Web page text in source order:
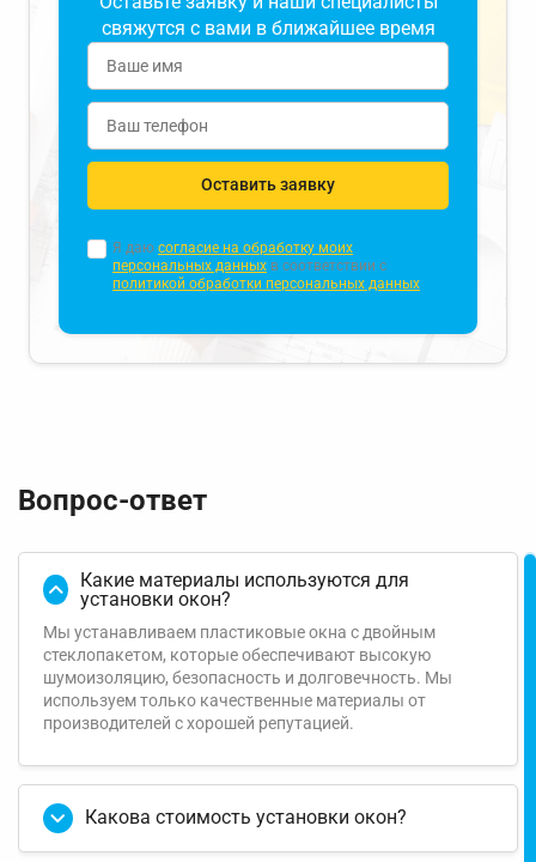
свяжутся с вами в ближайшее время
Оставить заявку
Я даю согласие на обработку моих
персональных данных в соответствии с
политикой обработки персональных данных
Вопрос-ответ
Какие материалы используются для
установки окон?
Мы устанавливаем пластиковые окна с двойным
стеклопакетом, которые обеспечивают высокую
шумоизоляцию, безопасность и долговечность. Мы
используем только качественные материалы от
производителей с хорошей репутацией.
Какова стоимость установки окон?